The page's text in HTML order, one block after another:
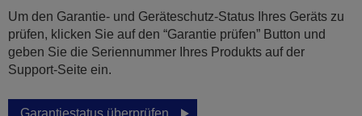
Um den Garantie- und Geräteschutz-Status Ihres Geräts zu
prüfen, klicken Sie auf den “Garantie prüfen” Button und
geben Sie die Seriennummer Ihres Produkts auf der
Support-Seite ein.